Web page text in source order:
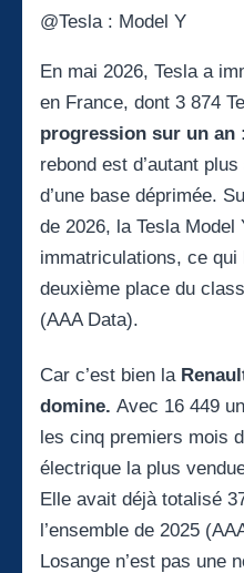
@Tesla : Model Y
En mai 2026, Tesla a
en France, dont 3 874
progression sur un an
rebond est d’autant
d’une base déprimée.
de 2026, la Tesla Model
immatriculations, ce qui
deuxième place du
(AAA Data).
Car c’est bien la
domine. Avec 16 449
les cinq premiers mois
électrique la plus
Elle avait déjà totalisé
l’ensemble de 2025
Losange n’est pas une